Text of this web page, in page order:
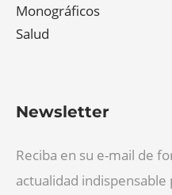
Monográficos
Salud
Newsletter
Reciba en su e-mail de
actualidad